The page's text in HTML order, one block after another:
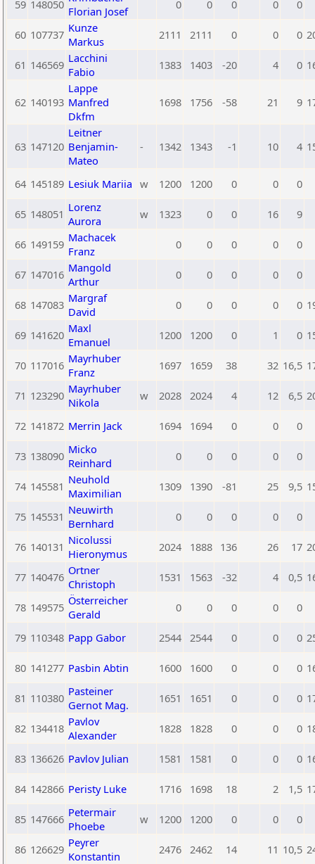
59 148050 Florian Josef
0 0 0 0 0
60 107737 Kunze
Markus
2111 2111 0 0 0
61 146569 Lacchini
Fabio
1383 1403 -20 4 0
62 140193
Lappe
Manfred
Dkfm
1698 1756 -58 21 9
63 147120
Leitner
Benjamin-
Mateo
- 1342 1343 -1 10 4
64 145189 Lesiuk Mariia w 1200 1200 0 0 0
65 148051 Lorenz
Aurora
w 1323 0 0 16 9
66 149159 Machacek
Franz
0 0 0 0 0
67 147016 Mangold
Arthur
0 0 0 0 0
68 147083 Margraf
David
0 0 0 0 0
69 141620 Maxl
Emanuel
1200 1200 0 1 0
70 117016 Mayrhuber
Franz
1697 1659 38 32 16,5
71 123290 Mayrhuber
Nikola
w 2028 2024 4 12 6,5
72 141872 Merrin Jack 1694 1694 0 0 0
73 138090 Micko
Reinhard
0 0 0 0 0
74 145581 Neuhold
Maximilian
1309 1390 -81 25 9,5
75 145531 Neuwirth
Bernhard
0 0 0 0 0
76 140131 Nicolussi
Hieronymus
2024 1888 136 26 17
77 140476 Ortner
Christoph
1531 1563 -32 4 0,5
78 149575 Österreicher
Gerald
0 0 0 0 0
79 110348 Papp Gabor 2544 2544 0 0 0
80 141277 Pasbin Abtin 1600 1600 0 0 0
81 110380 Pasteiner
Gernot Mag.
1651 1651 0 0 0
82 134418 Pavlov
Alexander
1828 1828 0 0 0
83 136626 Pavlov Julian 1581 1581 0 0 0
84 142866 Peristy Luke 1716 1698 18 2 1,5
85 147666 Petermair
Phoebe
w 1200 1200 0 0 0
86 126629 Peyrer
Konstantin
2476 2462 14 11 10,5